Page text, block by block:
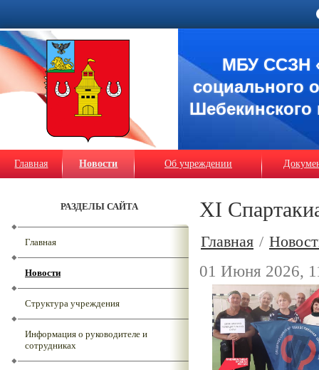
МБУ ССЗН
социального
Шебекинского
Главная Новости Об учреждении
РАЗДЕЛЫ САЙТА
Главная
Новости
Структура учреждения
Информация о руководителе и
сотрудниках
XI
Главная /
01 Июня 2026,